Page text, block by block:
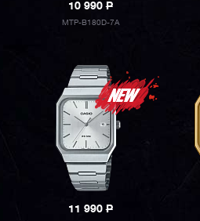
10 990P
MTP-B180D-7A
11 990P